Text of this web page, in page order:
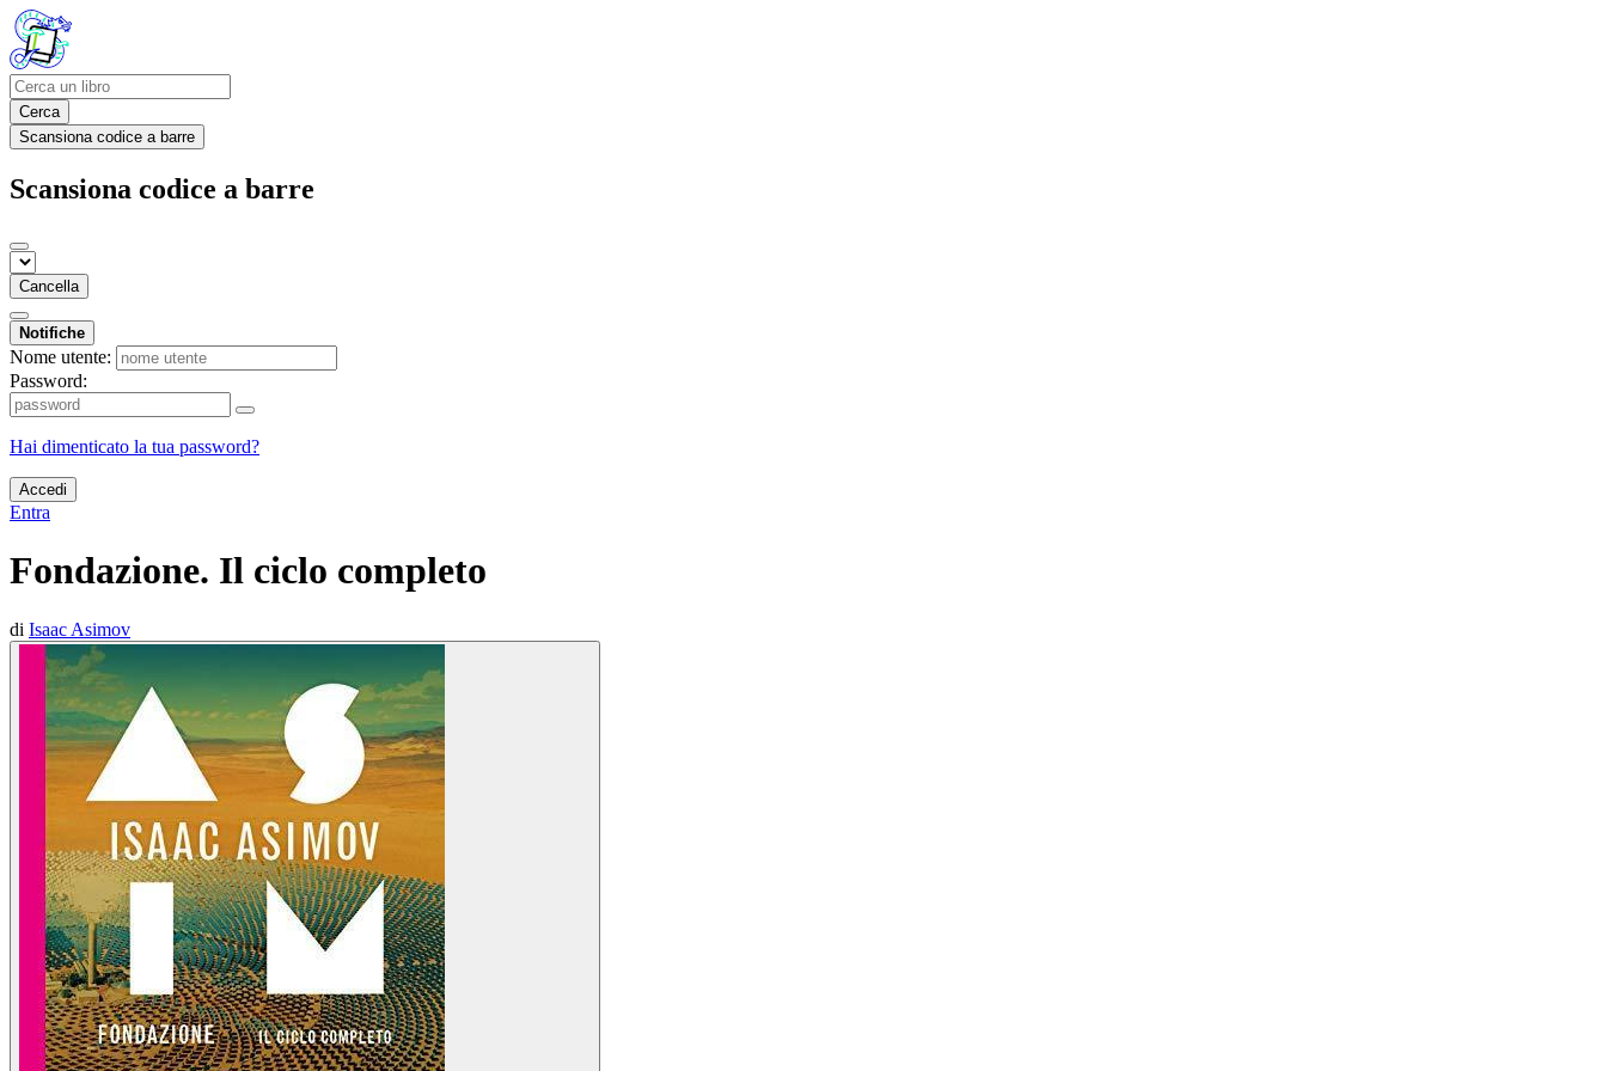
Cerca
Scansiona codice a barre
Scansiona codice a barre
Cancella
Notifiche
Nome utente:
Password:
Hai dimenticato la tua password?
Accedi
Entra
Fondazione. Il ciclo completo
di Isaac Asimov